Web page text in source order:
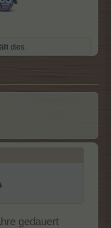
dies.
gedauert